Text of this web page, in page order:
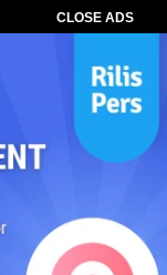
CLOSE ADS